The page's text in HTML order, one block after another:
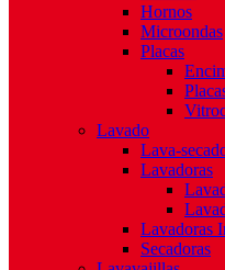
Hornos
Microondas
Placas
Lavado
Lava-
Lavadoras
Lavadoras
Secadoras